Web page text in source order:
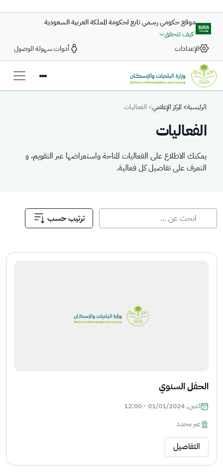
موقع حكومي رسمي تابع لحكومة المملكة العربية السعودية
كيف تتحقق
الإعدادات
أدوات سهولة الوصول
Breadcrumb
الرئيسية المركز الإعلامي الفعاليات
الفعاليات
يمكنك الاطلاع على الفعاليات المتاحة واستعراضها عبر التقويم، و
التعرف على تفاصيل كل فعالية.
يمكنك الاطلاع على الفعاليات المتاحة واستعراضها عبر التقويم، و التعرف
ترتيب حسب
الحفل السنوي
اثنين, 01/01/2024 - 12:00
غير محدد
التفاصيل